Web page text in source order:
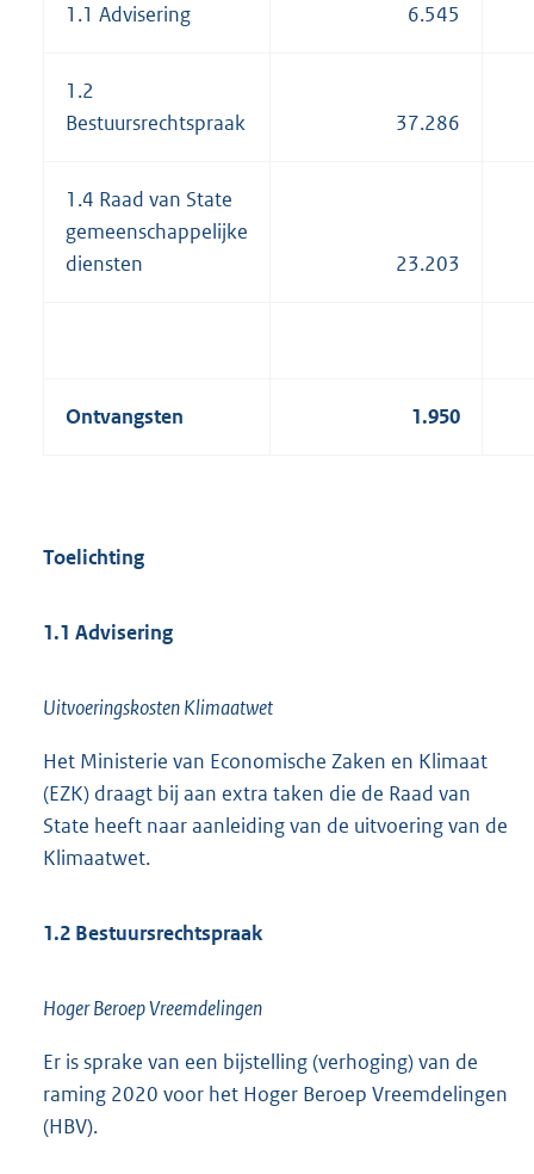
1.1 Advisering 6.545
1.2
Bestuursrechtspraak
37.286
1.4 Raad van State
gemeenschappelijke
diensten
23.203
Ontvangsten 1.950
Toelichting
1.1 Advisering
Uitvoeringskosten Klimaatwet
Het Ministerie van Economische Zaken en Klimaat
(EZK) draagt bij aan extra taken die de Raad van
State heeft naar aanleiding van de uitvoering van de
Klimaatwet.
1.2 Bestuursrechtspraak
Hoger Beroep Vreemdelingen
Er is sprake van een bijstelling (verhoging) van de
raming 2020 voor het Hoger Beroep Vreemdelingen
(HBV).